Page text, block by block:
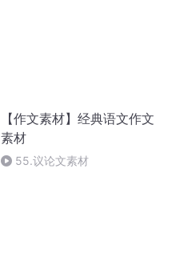
【作文素材】经典语文作文
素材
55.议论文素材